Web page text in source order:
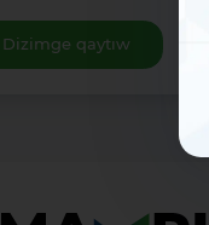
Dizimge qaytıw